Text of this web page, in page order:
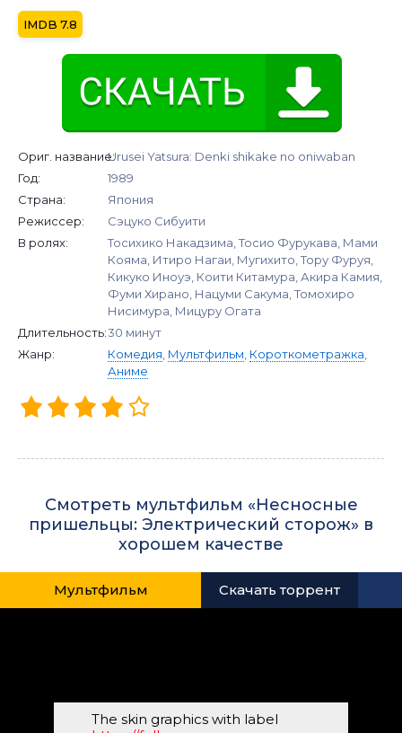
7.8
Ориг. название:Urusei Yatsura: Denki shikake no oniwaban
Год:
1989
Страна:
Япония
Режиссер:
Сэцуко Сибуити
В ролях:
Тосихико Накадзима, Тосио Фурукава, Мами
Кояма, Итиро Нагаи, Мугихито, Тору Фуруя,
Кикуко Иноуэ, Коити Китамура, Акира Камия,
Фуми Хирано, Нацуми Сакума, Томохиро
Нисимура, Мицуру Огата
Длительность:30 минут
Жанр:
Комедия Мультфильм Короткометражка
Аниме
Смотреть мультфильм «Несносные
пришельцы: Электрический сторож» в
хорошем качестве
Мультфильм Скачать торрент
The skin graphics with label